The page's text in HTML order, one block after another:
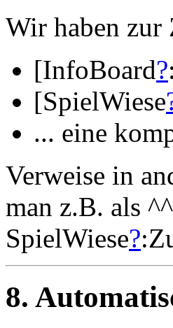
Wir haben
[InfoBoard?
[SpielWiese
... eine
Verweise in
man z.B. als
SpielWiese?
8.